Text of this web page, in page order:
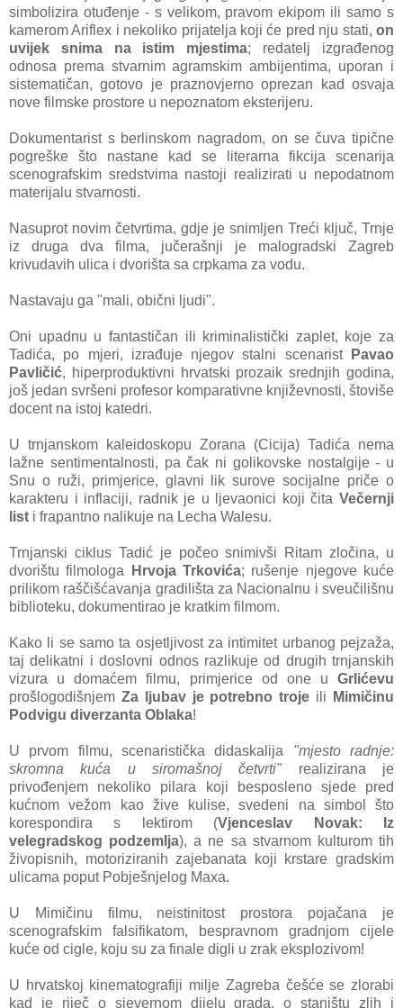
simbolizira otuđenje - s velikom, pravom ekipom ili samo s
kamerom Ariflex i nekoliko prijatelja koji će pred nju stati, on
uvijek snima na istim mjestima; redatelj izgrađenog
odnosa prema stvarnim agramskim ambijentima, uporan i
sistematičan, gotovo je praznovjerno oprezan kad osvaja
nove filmske prostore u nepoznatom eksterijeru.
Dokumentarist s berlinskom nagradom, on se čuva tipične
pogreške što nastane kad se literarna fikcija scenarija
scenografskim sredstvima nastoji realizirati u nepodatnom
materijalu stvarnosti.
Nasuprot novim četvrtima, gdje je snimljen Treći ključ, Trnje
iz druga dva filma, jučerašnji je malogradski Zagreb
krivudavih ulica i dvorišta sa crpkama za vodu.
Nastavaju ga "mali, obični ljudi".
Oni upadnu u fantastičan ili kriminalistički zaplet, koje za
Tadića, po mjeri, izrađuje njegov stalni scenarist
Pavao
Pavličić, hiperproduktivni hrvatski prozaik srednjih godina,
još jedan svršeni profesor komparativne književnosti, štoviše
docent na istoj katedri.
U trnjanskom kaleidoskopu Zorana (Cicija) Tadića nema
lažne sentimentalnosti, pa čak ni golikovske nostalgije - u
Snu o ruži, primjerice, glavni lik surove socijalne priče o
karakteru i inflaciji, radnik je u ljevaonici koji čita Večernji
list i frapantno nalikuje na Lecha Walesu.
Trnjanski ciklus Tadić je počeo snimivši Ritam zločina, u
dvorištu filmologa
Hrvoja Trkovića; rušenje njegove kuće
prilikom raščišćavanja gradilišta za Nacionalnu i sveučilišnu
biblioteku, dokumentirao je kratkim filmom.
Kako li se samo ta osjetljivost za intimitet urbanog pejzaža,
taj delikatni i doslovni odnos razlikuje od drugih trnjanskih
vizura u domaćem filmu, primjerice od one u Grlićevu
prošlogodišnjem Za ljubav je potrebno troje ili
Mimičinu
Podvigu diverzanta Oblaka!
U prvom filmu, scenaristička didaskalija "mjesto radnje:
skromna kuća u siromašnoj četvrti" realizirana je
privođenjem nekoliko pilara koji besposleno sjede pred
kućnom vežom kao žive kulise, svedeni na simbol što
korespondira s lektirom (Vjenceslav Novak: Iz
velegradskog podzemlja), a ne sa stvarnom kulturom tih
živopisnih, motoriziranih zajebanata koji krstare gradskim
ulicama poput Pobješnjelog Maxa.
U Mimičinu filmu, neistinitost prostora pojačana je
scenografskim falsifikatom, bespravnom gradnjom cijele
kuće od cigle, koju su za finale digli u zrak eksplozivom!
U hrvatskoj kinematografiji milje Zagreba češće se zlorabi
kad je riječ o sjevernom dijelu grada, o staništu zlih i